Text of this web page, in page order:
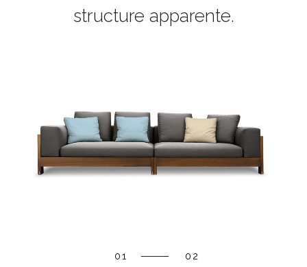
structure apparente.
01 02